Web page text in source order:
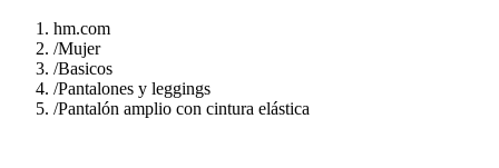
hm.com
/Mujer
/Basicos
/Pantalones y leggings
/Pantalón amplio con cintura elástica